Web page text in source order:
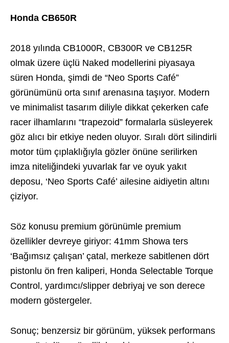
Honda CB650R
2018 yılında CB1000R, CB300R ve CB125R
olmak üzere üçlü Naked modellerini piyasaya
süren Honda, şimdi de “Neo Sports Café”
görünümünü orta sınıf arenasına taşıyor. Modern
ve minimalist tasarım diliyle dikkat çekerken cafe
racer ilhamlarını “trapezoid” formalarla süsleyerek
göz alıcı bir etkiye neden oluyor. Sıralı dört silindirli
motor tüm çıplaklığıyla gözler önüne serilirken
imza niteliğindeki yuvarlak far ve oyuk yakıt
deposu, ‘Neo Sports Café’ ailesine aidiyetin altını
çiziyor.
Söz konusu premium görünümle premium
özellikler devreye giriyor: 41mm Showa ters
‘Bağımsız çalışan’ çatal, merkeze sabitlenen dört
pistonlu ön fren kaliperi, Honda Selectable Torque
Control, yardımcı/slipper debriyaj ve son derece
modern göstergeler.
Sonuç; benzersiz bir görünüm, yüksek performans